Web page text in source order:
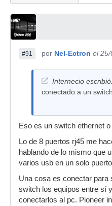
#91 por Nel-Ectron el 25/
Internecio
conectado a un
Eso es un switch ethernet
Lo de 8 puertos rj45 me
hablando de lo mismo que
varios usb en un solo
Una cosa es conectar para
switch los equipos entre sí
conectarlos al pc. Pioneer